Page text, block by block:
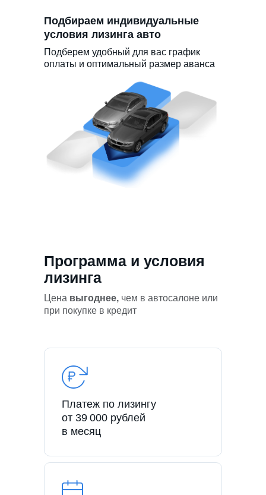
Подбираем индивидуальные
условия лизинга авто
Подберем удобный для вас график
оплаты и оптимальный размер аванса
Программа и условия
лизинга
Цена выгоднее, чем в автосалоне или
при покупке в кредит
Платеж по лизингу
от 39 000 рублей
в месяц